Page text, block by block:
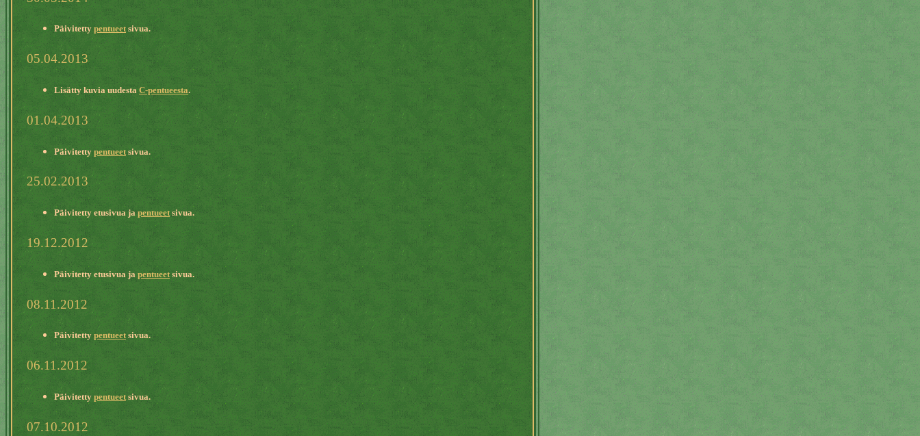
Päivitetty pentueetsivua.
05.04.2013
Lisätty kuvia uudestaC-pentueesta.
01.04.2013
Päivitettypentueet sivua.
25.02.2013
Päivitetty etusivua ja pentueetsivua.
19.12.2012
Päivitetty etusivua ja pentueet sivua.
08.11.2012
Päivitetty pentueetsivua.
06.11.2012
Päivitetty pentueetsivua.
07.10.2012